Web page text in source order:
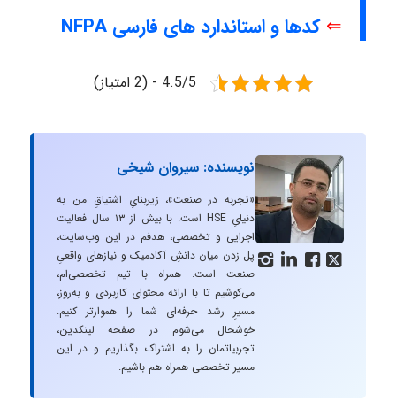
⇐ کدها و استاندارد های فارسی NFPA
4.5/5 - (2 امتیاز)
   
نویسنده: سیروان شیخی
«تجربه در صنعت»، زیربنایِ اشتیاقِ من به
دنیایِ HSE است. با بیش از ۱۳ سال فعالیت
اجرایی و تخصصی، هدفم در این وب‌سایت،
پل زدن میان دانشِ آکادمیک و نیازهای واقعیِ
صنعت است. همراه با تیم تخصصی‌ام،
می‌کوشیم تا با ارائه محتوای کاربردی و به‌روز،
مسیرِ رشد حرفه‌ای شما را هموارتر کنیم.
خوشحال می‌شوم در صفحه لینکدین،
تجربیاتمان را به اشتراک بگذاریم و در این
مسیر تخصصی همراه هم باشیم.